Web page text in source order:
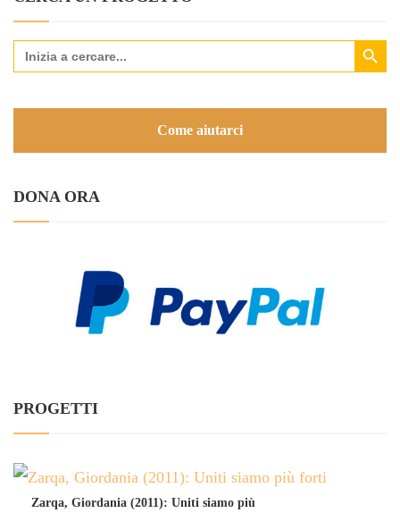
Search
for:
Search Button
Come aiutarci
DONA ORA
PROGETTI
Zarqa, Giordania (2011): Uniti siamo più